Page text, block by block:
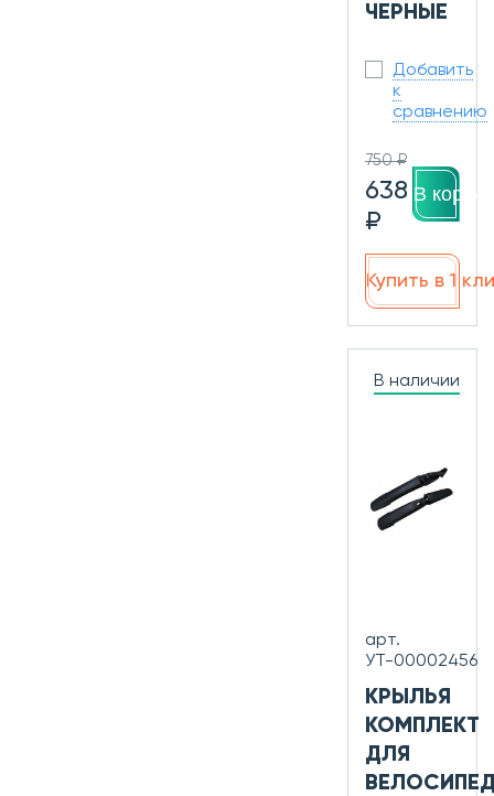
ЧЕРНЫЕ
Добавить
к
сравнению
750 ₽
638
₽
В
Купить в 1
В наличии
арт.
УТ-00002456
КРЫЛЬЯ
КОМПЛЕКТ
ДЛЯ